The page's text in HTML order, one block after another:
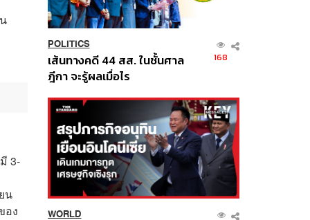
3-
น
อง
POLITICS
เส้นทางคดี 44 สส. ในชั้นศาล
ฎีกา จะรู้ผลเมื่อไร
168
WORLD